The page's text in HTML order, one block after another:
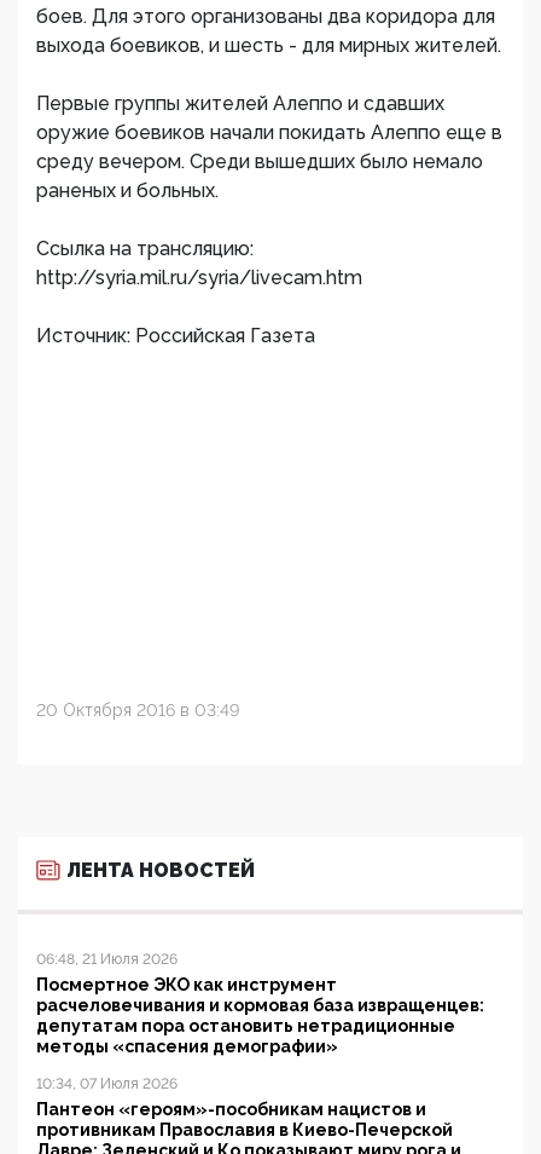
боев. Для этого организованы два коридора для
выхода боевиков, и шесть - для мирных жителей.
Первые группы жителей Алеппо и сдавших
оружие боевиков начали покидать Алеппо еще в
среду вечером. Среди вышедших было немало
раненых и больных.
Ссылка на трансляцию:
http://syria.mil.ru/syria/livecam.htm
Источник: Российская Газета
20 Октября 2016 в 03:49
ЛЕНТА НОВОСТЕЙ
06:48, 21 Июля 2026
Посмертное ЭКО как инструмент
расчеловечивания и кормовая база извращенцев:
депутатам пора остановить нетрадиционные
методы «спасения демографии»
10:34, 07 Июля 2026
Пантеон «героям»-пособникам нацистов и
противникам Православия в Киево-Печерской